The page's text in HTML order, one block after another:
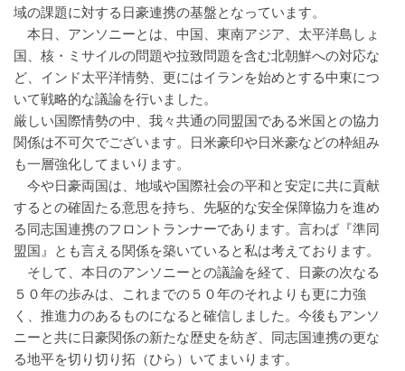
域の課題に対する日豪連携の基盤となっています。
本日、アンソニーとは、中国、東南アジア、太平洋島しょ
国、核・ミサイルの問題や拉致問題を含む北朝鮮への対応な
ど、インド太平洋情勢、更にはイランを始めとする中東につ
いて戦略的な議論を行いました。
厳しい国際情勢の中、我々共通の同盟国である米国との協力
関係は不可欠でございます。日米豪印や日米豪などの枠組み
も一層強化してまいります。
今や日豪両国は、地域や国際社会の平和と安定に共に貢献
するとの確固たる意思を持ち、先駆的な安全保障協力を進め
る同志国連携のフロントランナーであります。言わば『準同
盟国』とも言える関係を築いていると私は考えております。
そして、本日のアンソニーとの議論を経て、日豪の次なる
５０年の歩みは、これまでの５０年のそれよりも更に力強
く、推進力のあるものになると確信しました。今後もアンソ
ニーと共に日豪関係の新たな歴史を紡ぎ、同志国連携の更な
る地平を切り切り拓（ひら）いてまいります。